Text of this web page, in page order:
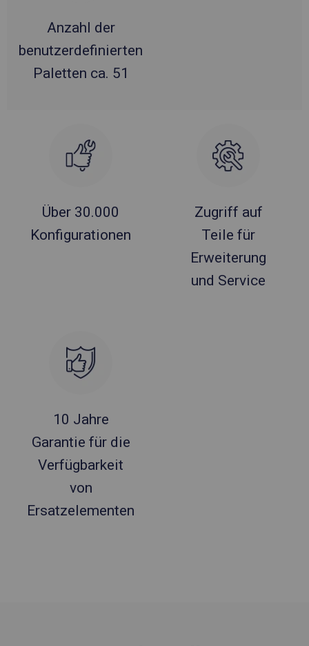
Anzahl der
benutzerdefinierten
Paletten ca. 51
Über 30.000
Konfigurationen
Zugriff auf
Teile für
Erweiterung
und Service
10 Jahre
Garantie für die
Verfügbarkeit
von
Ersatzelementen